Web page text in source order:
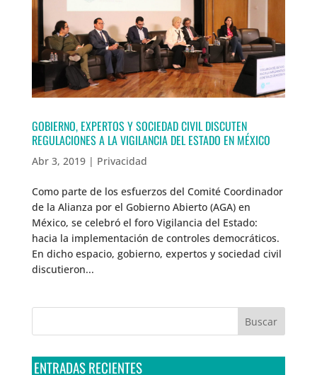
GOBIERNO, EXPERTOS Y SOCIEDAD CIVIL DISCUTEN
REGULACIONES A LA VIGILANCIA DEL ESTADO EN MÉXICO
Abr 3, 2019| Privacidad
Como parte de los esfuerzos del Comité Coordinador
de la Alianza por el Gobierno Abierto (AGA) en
México, se celebró el foro Vigilancia del Estado:
hacia la implementación de controles democráticos.
En dicho espacio, gobierno, expertos y sociedad civil
discutieron...
ENTRADAS RECIENTES